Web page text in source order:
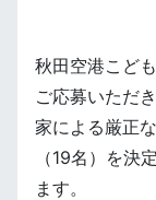
秋田空港こど
ご応募いただ
家による厳正
（19名）を決
ます。